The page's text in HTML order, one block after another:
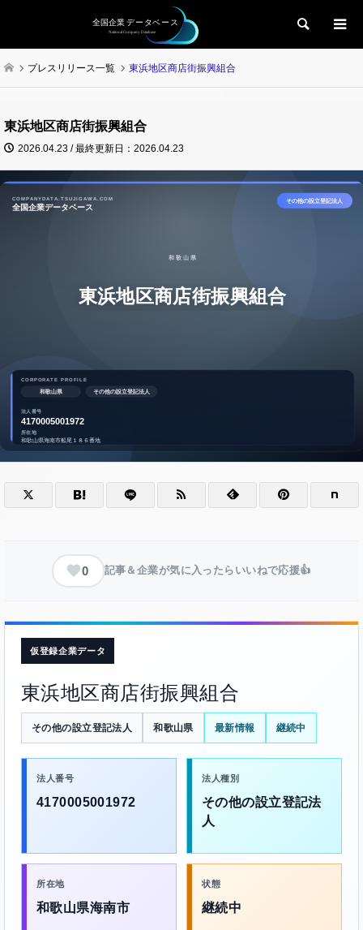
検索
プレスリリース一覧 東浜地区商店街振興組合
東浜地区商店街振興組合
2026.04.23 / 最終更新日：2026.04.23
0 記事＆企業が気に入ったらいいねで応援👍
仮登録企業データ
東浜地区商店街振興組合
その他の設立登記法人 和歌山県 最新情報 継続中
法人番号
4170005001972
法人種別
その他の設立登記法
人
所在地
和歌山県海南市
状態
継続中